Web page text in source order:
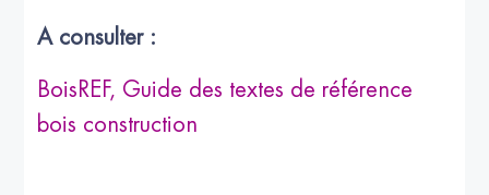
A consulter :
BoisREF, Guide des textes de référence
bois construction